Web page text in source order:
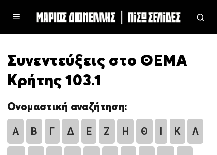
Συνεντεύξεις στο ΘΕΜΑ
Κρήτης 103.1
Ονομαστική αναζήτηση:
Α Β Γ Δ Ε Ζ Η Θ Ι Κ Λ